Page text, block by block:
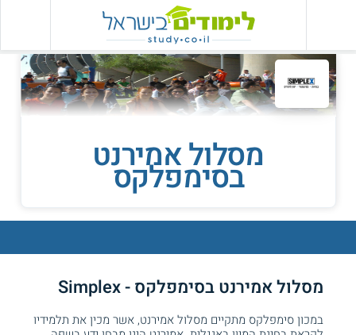
מסלול אמירנט
בסימפלקס
מסלול אמירנט בסימפלקס - Simplex
במכון סימפלקס מתקיים מסלול אמירנט, אשר מכין את תלמידיו